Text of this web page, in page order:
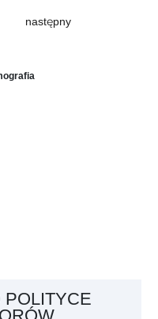
następny